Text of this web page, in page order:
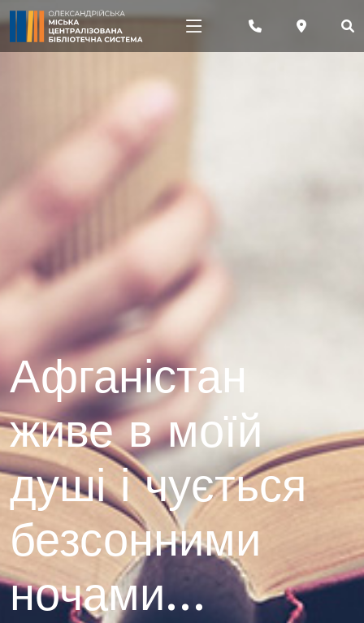
Афганістан
живе в моїй
душі і чується
безсонними
ночами…